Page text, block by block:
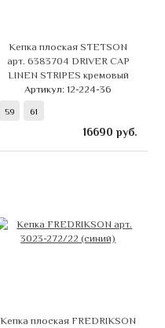
Кепка плоская STETSON
арт. 6383704 DRIVER CAP
LINEN STRIPES кремовый
Артикул: 12-224-36
59 61
16690 руб.
Кепка плоская FREDRIKSON